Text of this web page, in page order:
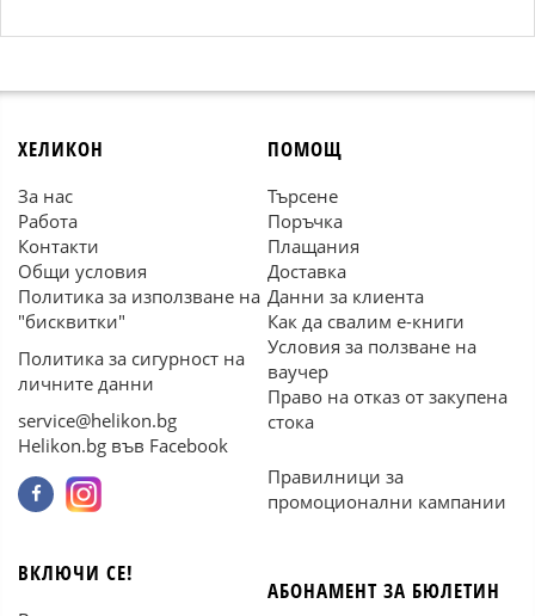
ХЕЛИКОН
За нас
Работа
Контакти
Общи условия
Политика за използване на
"бисквитки"
Политика за сигурност на
личните данни
service@helikon.bg
Helikon.bg във Facebook
ПОМОЩ
Търсене
Поръчка
Плащания
Доставка
Данни за клиента
Как да свалим е-книги
Условия за ползване на
ваучер
Право на отказ от закупена
стока
Правилници за
промоционални кампании
ВКЛЮЧИ СЕ!
АБОНАМЕНТ ЗА БЮЛЕТИН